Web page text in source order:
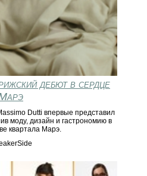
дебют в сердце
Dutti впервые представил
моду, дизайн и гастрономию в
квартала Марэ.